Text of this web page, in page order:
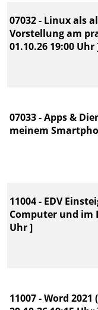
07032 - Linux als
Vorstellung am
01.10.26 19:00 Uhr
07033 - Apps &
meinem
11004 - EDV
Computer und im
Uhr ]
11007 - Word